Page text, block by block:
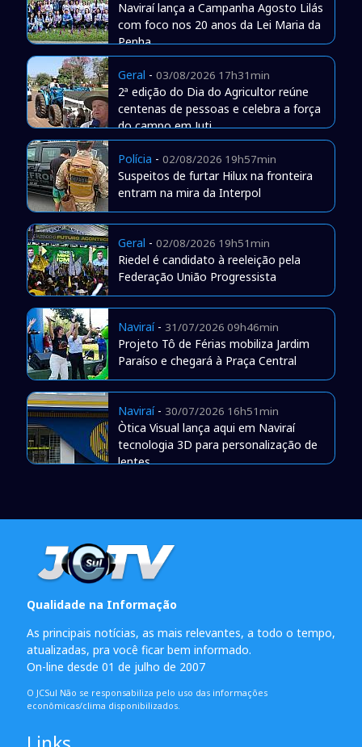
Naviraí lança a Campanha Agosto Lilás
com foco nos 20 anos da Lei Maria da
Penha
Geral - 03/08/2026 17h31min
2ª edição do Dia do Agricultor reúne
centenas de pessoas e celebra a força
do campo em Juti
Polícia - 02/08/2026 19h57min
Suspeitos de furtar Hilux na fronteira
entram na mira da Interpol
Geral - 02/08/2026 19h51min
Riedel é candidato à reeleição pela
Federação União Progressista
Naviraí- 31/07/2026 09h46min
Projeto Tô de Férias mobiliza Jardim
Paraíso e chegará à Praça Central
Naviraí- 30/07/2026 16h51min
Òtica Visual lança aqui em Naviraí
tecnologia 3D para personalização de
lentes
Qualidade na Informação
As principais notícias, as mais relevantes, a todo o tempo,
atualizadas, pra você ficar bem informado.
On-line desde 01 de julho de 2007
O JCSul Não se responsabiliza pelo uso das informações
econômicas/clima disponibilizados.